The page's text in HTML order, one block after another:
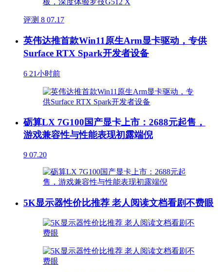
评测 8 07.17
英伟达推首款Win11原生Arm显卡驱动，专供
Surface RTX Spark开发者设备
6 21小时前
砺算LX 7G100国产显卡上市：2688元起售，
游戏兼容性与性能表现初露端倪
9 07.20
5K显示器性价比推荐 老人阅读文档看剧不费眼